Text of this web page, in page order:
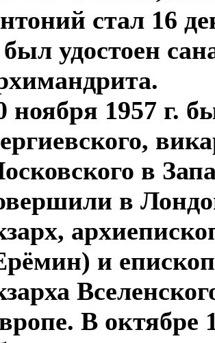
стал 16
был удостоен
ноября 1957 г.
в
в
и
В октябре